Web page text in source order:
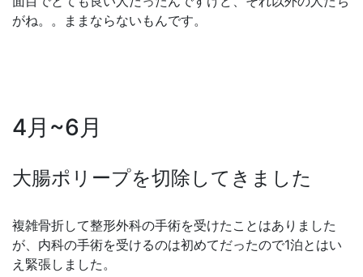
がね。。ままならないもんです。
4月~6月
大腸ポリープを切除してきました
複雑骨折して整形外科の手術を受けたことはありました
が、内科の手術を受けるのは初めてだったので1泊とはい
え緊張しました。